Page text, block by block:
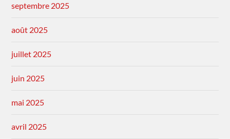
septembre 2025
août 2025
juillet 2025
juin 2025
mai 2025
avril 2025